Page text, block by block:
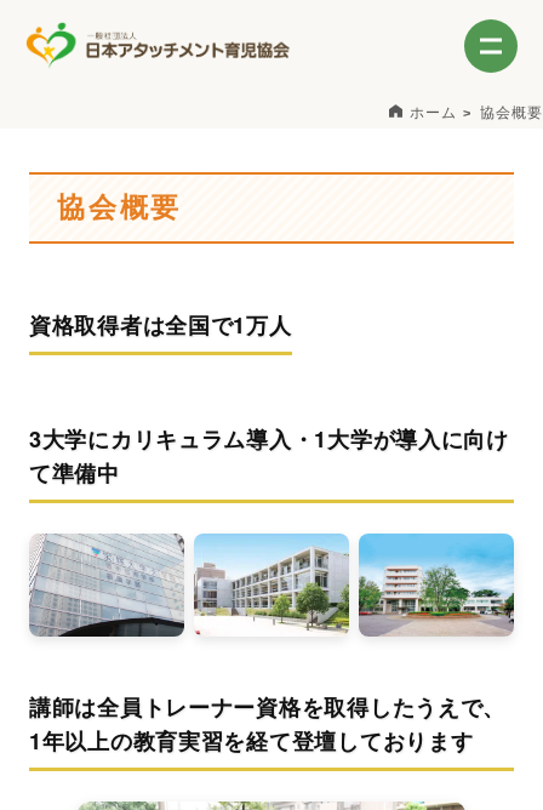
ホーム 協会概要
協会概要
資格取得者は全国で1万人
3大学にカリキュラム導入・1大学が導入に向け
て準備中
講師は全員トレーナー資格を取得したうえで、
1年以上の教育実習を経て登壇しております